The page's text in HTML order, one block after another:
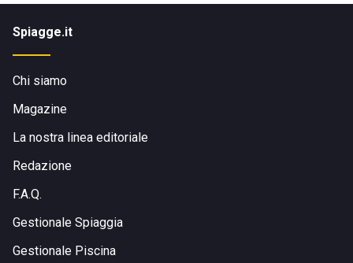
Spiagge.it
Chi siamo
Magazine
La nostra linea editoriale
Redazione
F.A.Q.
Gestionale Spiaggia
Gestionale Piscina